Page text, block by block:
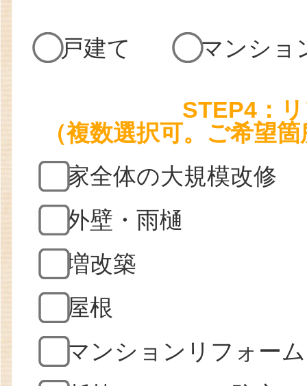
戸建て マンショ
STEP4：
（複数選択可。ご希望
家全体の大規模改修
外壁・雨樋
増改築
屋根
マンションリフォーム